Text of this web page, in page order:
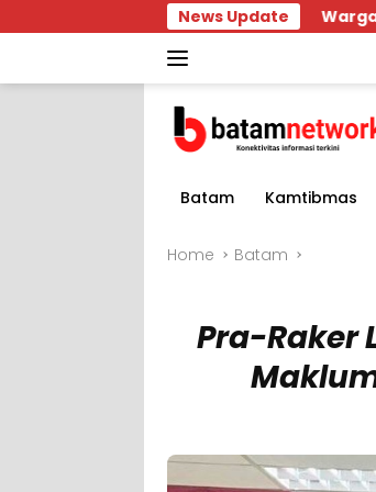
to
News Update
Warga Nongsa Tuntut
Batam Kamtibmas
Home Batam
Pra-Raker